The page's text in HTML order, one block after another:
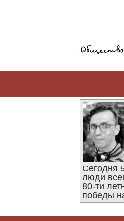
Сегодня
люди
80-ти
победы